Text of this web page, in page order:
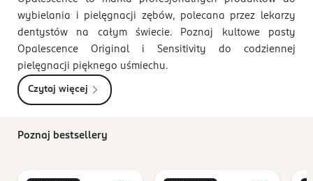
wybielania i pielęgnacji zębów, polecana przez lekarzy
dentystów na całym świecie. Poznaj kultowe pasty
Opalescence Original i Sensitivity do codziennej
pielęgnacji pięknego uśmiechu.
Czytaj więcej
Poznaj bestsellery